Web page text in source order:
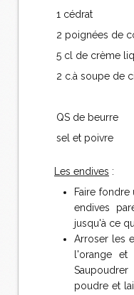
1 cédrat
2 poignées de
5 cl de crème
2 c.à soupe de
QS de beurre
sel et poivre
Les endives :
Faire
endives
jusqu'à ce
Arroser les
l'orange
poudre et